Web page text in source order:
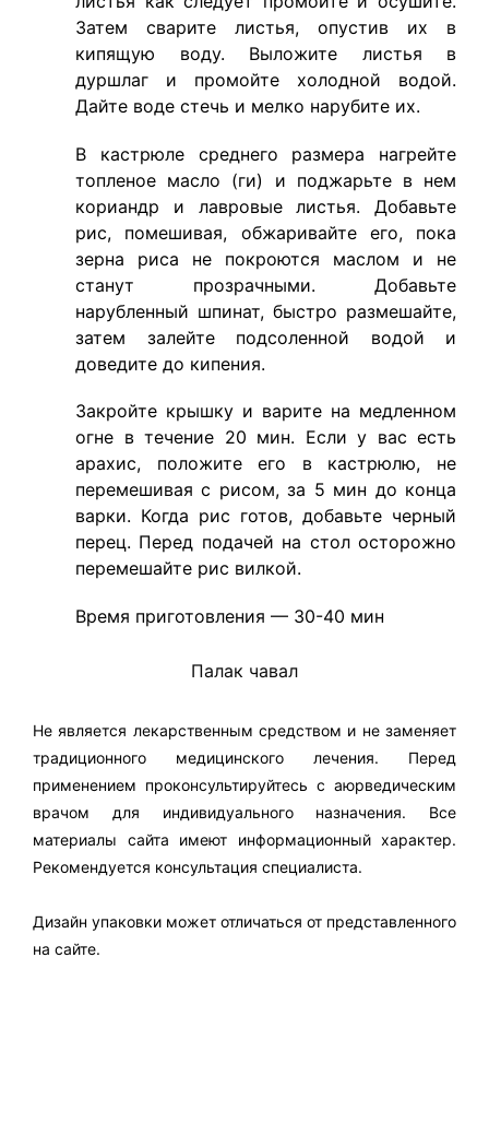
Затем сварите листья, опустив их в
кипящую воду. Выложите листья в
дуршлаг и промойте холодной водой.
Дайте воде стечь и мелко нарубите их.
В кастрюле среднего размера нагрейте
топленое масло (ги) и поджарьте в нем
кориандр и лавровые листья. Добавьте
рис, помешивая, обжаривайте его, пока
зерна риса не покроются маслом и не
станут прозрачными. Добавьте
нарубленный шпинат, быстро размешайте,
затем залейте подсоленной водой и
доведите до кипения.
Закройте крышку и варите на медленном
огне в течение 20 мин. Если у вас есть
арахис, положите его в кастрюлю, не
перемешивая с рисом, за 5 мин до конца
варки. Когда рис готов, добавьте черный
перец. Перед подачей на стол осторожно
перемешайте рис вилкой.
Время приготовления — 30-40 мин
Палак чавал
Не является лекарственным средством и не заменяет
традиционного медицинского лечения. Перед
применением проконсультируйтесь с аюрведическим
врачом для индивидуального назначения. Все
материалы сайта имеют информационный характер.
Рекомендуется консультация специалиста.
Дизайн упаковки может отличаться от представленного
на сайте.